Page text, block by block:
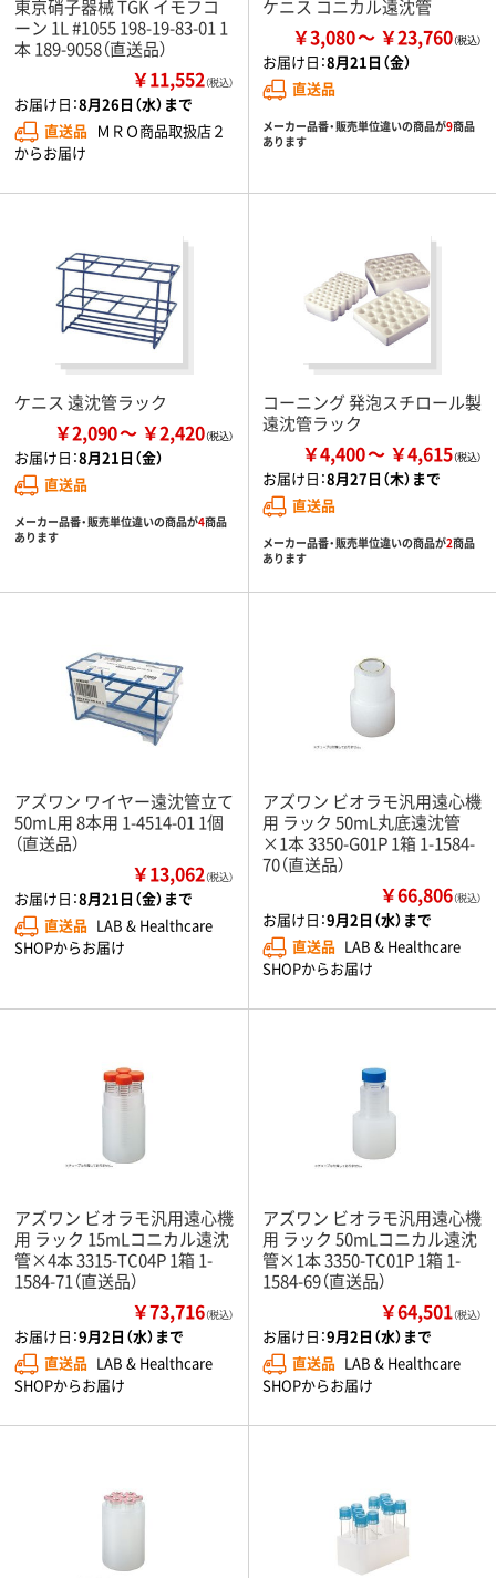
東京硝子器械 TGK イモフコ
ーン 1L #1055 198-19-83-01 1
本 189-9058（直送品）
￥11,552（税込）
お届け日：8月26日（水）まで
直送品 ＭＲＯ商品取扱店２
からお届け
ケニス コニカル遠沈管
￥3,080 ￥23,760
お届け日：8月21日（金）
直送品
メーカー品番・販売単位違いの商品が9商品
あります
ケニス 遠沈管ラック
￥2,090 ￥2,420
お届け日：8月21日（金）
直送品
メーカー品番・販売単位違いの商品が4商品
あります
コーニング 発泡スチロール製
遠沈管ラック
￥4,400 ￥4,615
お届け日：8月27日（木）まで
直送品
メーカー品番・販売単位違いの商品が2商品
あります
アズワン ワイヤー遠沈管立て
50mL用 8本用 1-4514-01 1個
（直送品）
￥13,062（税込）
お届け日：8月21日（金）まで
直送品 LAB & Healthcare
SHOPからお届け
アズワン ビオラモ汎用遠心機
用 ラック 50mL丸底遠沈管
×1本 3350-G01P 1箱 1-1584-
70（直送品）
￥66,806（税込）
お届け日：9月2日（水）まで
直送品 LAB & Healthcare
SHOPからお届け
アズワン ビオラモ汎用遠心機
用 ラック 15mLコニカル遠沈
管×4本 3315-TC04P 1箱 1-
1584-71（直送品）
￥73,716（税込）
お届け日：9月2日（水）まで
直送品 LAB & Healthcare
SHOPからお届け
アズワン ビオラモ汎用遠心機
用 ラック 50mLコニカル遠沈
管×1本 3350-TC01P 1箱 1-
1584-69（直送品）
￥64,501（税込）
お届け日：9月2日（水）まで
直送品 LAB & Healthcare
SHOPからお届け